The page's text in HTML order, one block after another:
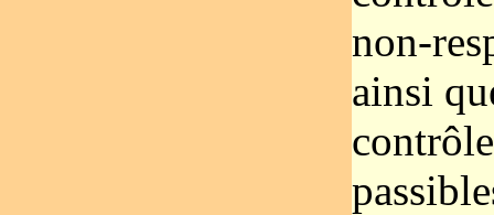
non-
ainsi